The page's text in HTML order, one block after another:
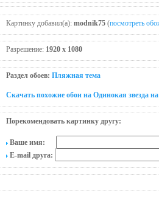
Картинку добавил(а): modnik75 (посмотреть
Разрешение: 1920 x 1080
Раздел обоев: Пляжная тема
Скачать похожие обои на Одинокая звезда на
Порекомендовать картинку другу:
Ваше имя:
E-mail друга: